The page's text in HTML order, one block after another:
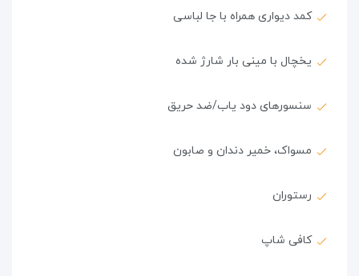
کمد دیواری همراه با جا لباسی
یخچال با مینی بار شارژ شده
سنسورهای دود یاب/ضد حریق
مسواک، خمیر دندان و صابون
رستوران
کافی شاپ